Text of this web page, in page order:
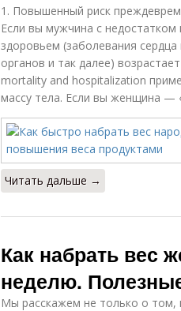
1. Повышенный риск
Если вы мужчина с
здоровьем (заболевания
органов и так далее)
mortality and hospitalization
массу тела. Если вы женщина —
Читать дальше →
Как набрать вес
неделю.
Мы расскажем не только о том,